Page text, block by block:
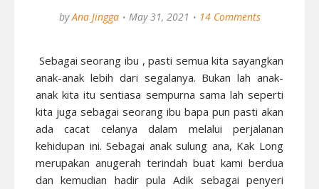
by Ana Jingga May 31, 2021 14 Comments
Sebagai seorang ibu , pasti semua kita sayangkan
anak-anak lebih dari segalanya. Bukan lah anak-
anak kita itu sentiasa sempurna sama lah seperti
kita juga sebagai seorang ibu bapa pun pasti akan
ada cacat celanya dalam melalui perjalanan
kehidupan ini. Sebagai anak sulung ana, Kak Long
merupakan anugerah terindah buat kami berdua
dan kemudian hadir pula Adik sebagai penyeri